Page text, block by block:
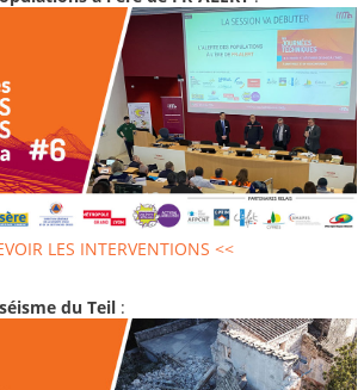
LES INTERVENTIONS <<
du Teil :